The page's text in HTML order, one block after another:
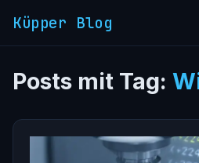
Küpper Blog
Posts mit Tag: